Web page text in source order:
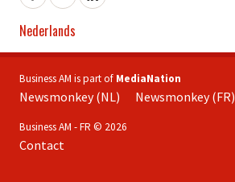
Nederlands
Business AM is part of MediaNation
Newsmonkey (NL) Newsmonkey (FR)
Business AM - FR © 2026
Contact